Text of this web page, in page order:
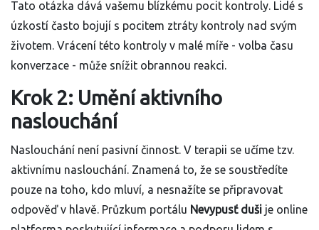
Tato otázka dává vašemu blízkému pocit kontroly. Lidé s
úzkostí často bojují s pocitem ztráty kontroly nad svým
životem. Vrácení této kontroly v malé míře - volba času
konverzace - může snížit obrannou reakci.
Krok 2: Umění aktivního
naslouchání
Naslouchání není pasivní činnost. V terapii se učíme tzv.
aktivnímu naslouchání. Znamená to, že se soustředíte
pouze na toho, kdo mluví, a nesnažíte se připravovat
odpověď v hlavě. Průzkum portálu Nevypusť duši je online